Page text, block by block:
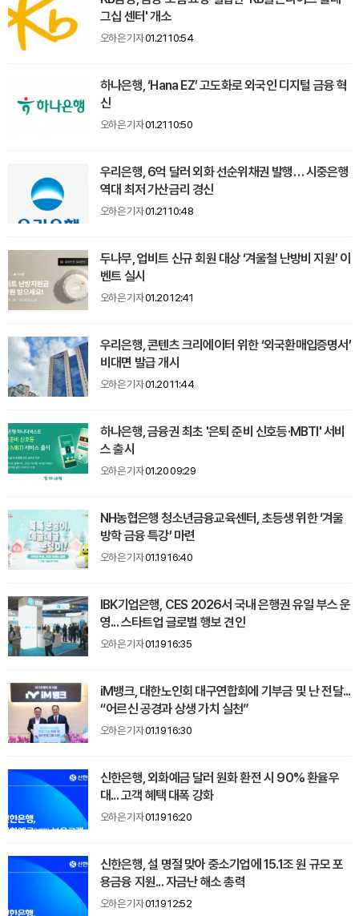
그십 센터' 개소
오하은 기자01.21 10:54
하나은행, ‘Hana EZ’ 고도화로 외국인 디지털 금융 혁
신
오하은 기자01.21 10:50
우리은행, 6억 달러 외화 선순위채권 발행… 시중은행
역대 최저 가산금리 경신
오하은 기자01.21 10:48
두나무, 업비트 신규 회원 대상 ‘겨울철 난방비 지원’ 이
벤트 실시
오하은 기자01.20 12:41
우리은행, 콘텐츠 크리에이터 위한 ‘외국환매입증명서’
비대면 발급 개시
오하은 기자01.20 11:44
하나은행, 금융권 최초 '은퇴 준비 신호등·MBTI' 서비
스 출시
오하은 기자01.20 09:29
NH농협은행 청소년금융교육센터, 초등생 위한 ‘겨울
방학 금융 특강’ 마련
오하은 기자01.19 16:40
IBK기업은행, CES 2026서 국내 은행권 유일 부스 운
영... 스타트업 글로벌 행보 견인
오하은 기자01.19 16:35
iM뱅크, 대한노인회 대구연합회에 기부금 및 난 전달...
“어르신 공경과 상생 가치 실천”
오하은 기자01.19 16:30
신한은행, 외화예금 달러 원화 환전 시 90% 환율우
대... 고객 혜택 대폭 강화
오하은 기자01.19 16:20
신한은행, 설 명절 맞아 중소기업에 15.1조 원 규모 포
용금융 지원... 자금난 해소 총력
오하은 기자01.19 12:52